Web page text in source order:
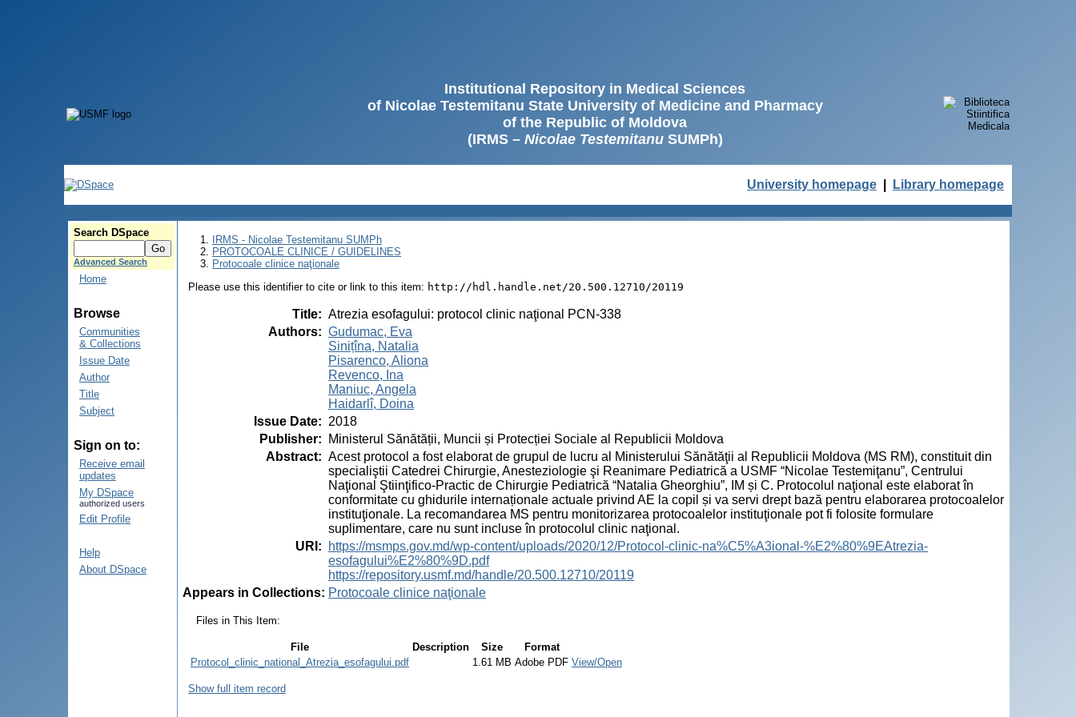
Institutional Repository in Medical Sciences
of Nicolae Testemitanu State University of Medicine and Pharmacy
of the Republic of Moldova
(IRMS – Nicolae TestemitanuSUMPh)
University homepage Library homepage
Search DSpace
Advanced Search
Home
Browse
Communities
& Collections
Issue Date
Author
Title
Subject
Sign on to:
Receive email
updates
My DSpace
authorized users
Edit Profile
Help
About DSpace
IRMS - Nicolae Testemitanu SUMPh
PROTOCOALE CLINICE / GUIDELINES
Protocoale clinice naţionale
Please use this identifier to cite or link to this item: http://hdl.handle.net/20.500.12710/20119
Title: Atrezia esofagului: protocol clinic naţional PCN-338
Authors: Gudumac, Eva
Sinițîna, Natalia
Pisarenco, Aliona
Revenco, Ina
Maniuc, Angela
Haidarlî, Doina
Issue Date: 2018
Publisher:
Ministerul Sănătății, Muncii și Protecției Sociale al Republicii Moldova
Abstract: Acest protocol a fost elaborat de grupul de lucru al Ministerului Sănătăţii al Republicii Moldova (MS RM), constituit din
specialiştii Catedrei Chirurgie, Anesteziologie şi Reanimare Pediatrică a USMF “Nicolae Testemiţanu”, Centrului
Naţional Ştiinţifico-Practic de Chirurgie Pediatrică “Natalia Gheorghiu”, IM și C. Protocolul naţional este elaborat în
conformitate cu ghidurile internaționale actuale privind AE la copil și va servi drept bază pentru elaborarea protocoalelor
instituţionale. La recomandarea MS pentru monitorizarea protocoalelor instituţionale pot fi folosite formulare
suplimentare, care nu sunt incluse în protocolul clinic naţional.
URI :
https://msmps.gov.md/wp-content/uploads/2020/12/Protocol-clinic-na%C5%A3ional-%E2%80%9EAtrezia-
esofagului%E2%80%9D.pdf
https://repository.usmf.md/handle/20.500.12710/20119
Appears in Collections: Protocoale clinice naţionale
Files in This Item:
File Description Size
Format
Protocol_clinic_national_Atrezia_esofagului.pdf
1.61 MB Adobe PDF View/Open
Show full item record